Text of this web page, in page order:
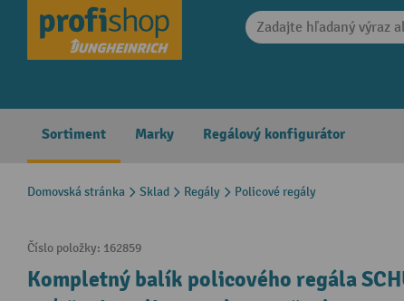
Skip to main navigation
Sortiment Marky Regálový konfigurátor
Domovská stránka Sklad Regály Policové regály
Číslo položky: 162859
Kompletný balík policového regála